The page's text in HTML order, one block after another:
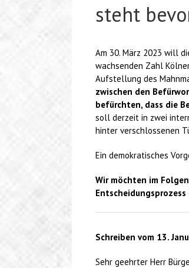
steht
Am 30. März 2023 will
wachsenden Zahl
Aufstellung des
zwischen den
befürchten, dass die
soll derzeit in zwei
hinter verschlossenen
Ein demokratisches
Wir möchten im
Schreiben vom 13.
Sehr geehrter Herr